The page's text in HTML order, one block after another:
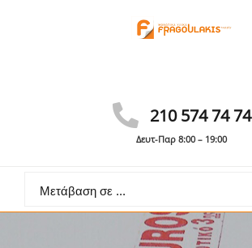
210 574 74 74
Δευτ-Παρ 8:00 – 19:00
Μετάβαση σε ...